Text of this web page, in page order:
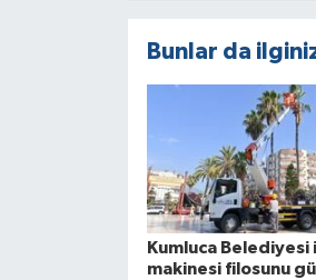
Bunlar da
Kumluca Belediyesi
makinesi filosunu